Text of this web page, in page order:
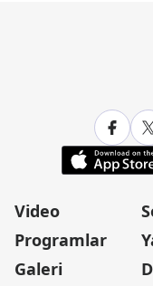
Video
Programlar
Galeri